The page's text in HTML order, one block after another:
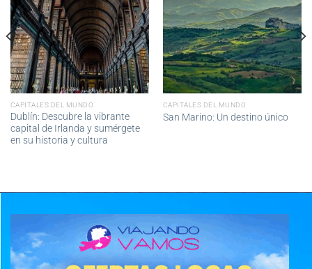
CAPITALES DEL MUNDO
Dublín: Descubre la vibrante
capital de Irlanda y sumérgete
en su historia y cultura
CAPITALES DEL MUNDO
San Marino: Un destino único